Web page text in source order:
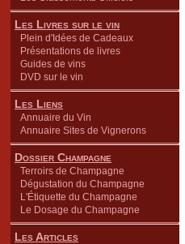
Les Livres sur le vin
Plein d'Idées de Cadeaux
Présentations de livres
Guides de vins
DVD sur le vin
Les Liens
Annuaire du Vin
Annuaire Sites de Vignerons
Dossier Champagne
Terroirs de Champagne
Dégustation du Champagne
L'Étiquette du Champagne
Le Dosage du Champagne
Les Articles